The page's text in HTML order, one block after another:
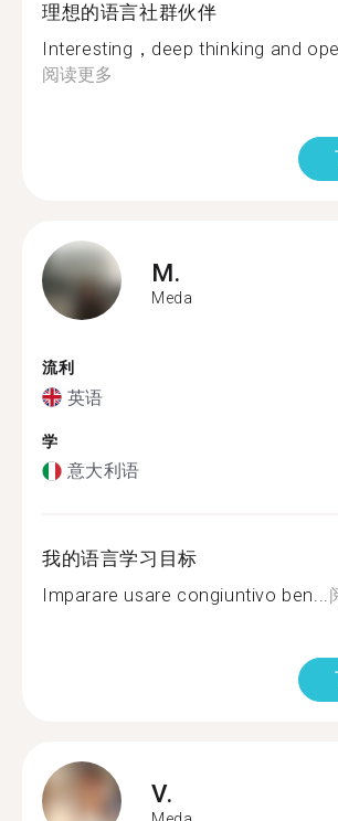
理想的语言社群伙伴
Interesting，deep thinking and
阅读更多
M.
Meda
流利
英语
学
意大利语
我的语言学习目标
Imparare usare congiuntivo ben...
V.